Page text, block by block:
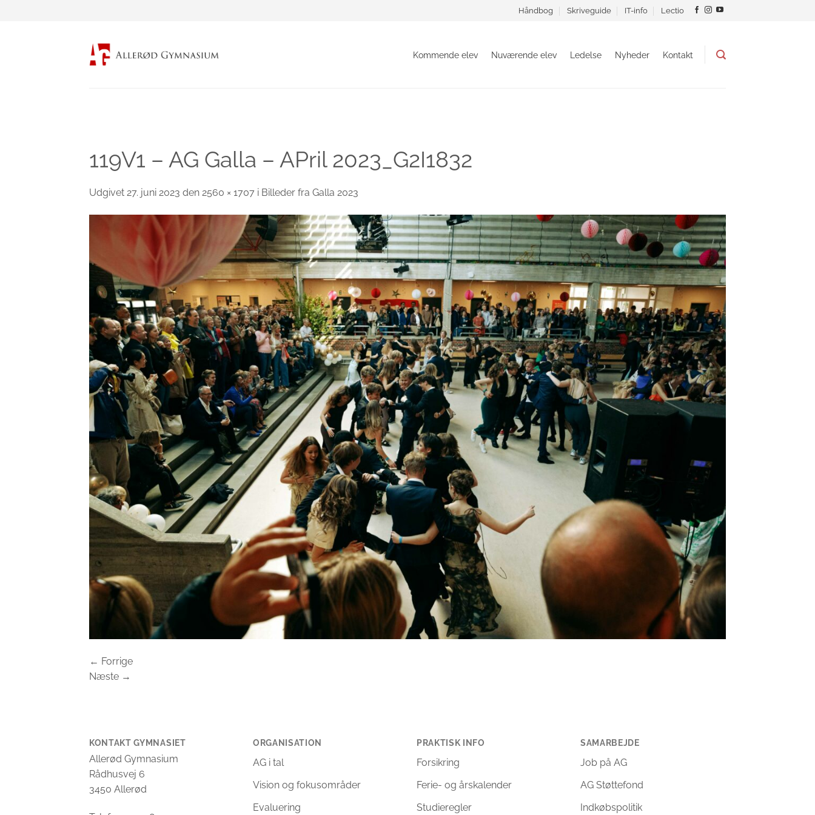
Håndbog Skriveguide IT-info Lectio
Kommende elev Nuværende elev Ledelse Nyheder Kontakt
119V1 – AG Galla – APril 2023_G2I1832
Udgivet 27. juni 2023 den 2560 × 1707 i Billeder fra Galla 2023
← Forrige
Næste →
KONTAKT GYMNASIET
Allerød Gymnasium
Rådhusvej 6
3450 Allerød
ORGANISATION
AG i tal
Vision og fokusområder
Evaluering
PRAKTISK INFO
Forsikring
Ferie- og årskalender
Studieregler
SAMARBEJDE
Job på AG
AG Støttefond
Indkøbspolitik